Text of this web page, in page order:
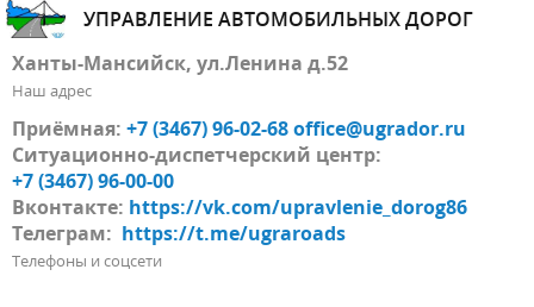
УПРАВЛЕНИЕ АВТОМОБИЛЬНЫХ ДОРОГ
Ханты-Мансийск, ул.Ленина д.52
Наш адрес
Приёмная: +7 (3467) 96-02-68office@ugrador.ru
Ситуационно-диспетчерский центр:
+7 (3467) 96-00-00
Вконтакте: https://vk.com/upravlenie_dorog86
Телеграм: https://t.me/ugraroads
Телефоны и соцсети